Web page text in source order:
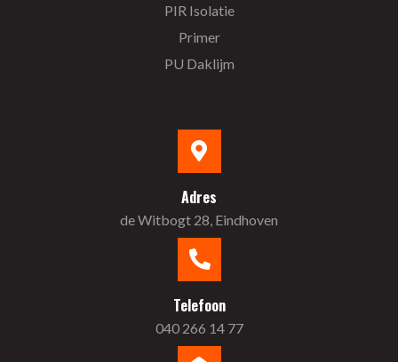
PIR Isolatie
Primer
PU Daklijm
Adres
de Witbogt 28, Eindhoven
Telefoon
040 266 14 77